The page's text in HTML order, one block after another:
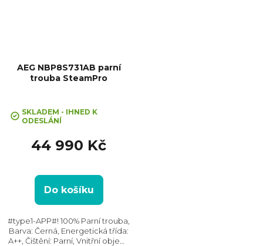
AEG NBP8S731AB parní
trouba SteamPro
hodnocení
5,0
5
hvězdiček.
SKLADEM - IHNED K
ODESLÁNÍ
44 990 Kč
Do košíku
#type1-APP#! 100% Parní trouba,
Barva: Černá, Energetická třída:
A++, Čištění: Parní, Vnitřní objem: